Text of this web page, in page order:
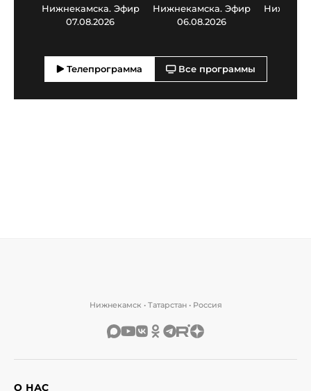
Нижнекамска. Эфир
07.08.2026
Нижнекамска. Эфир
06.08.2026
Телепрограмма Все программы
Нижнекамск • Татарстан • Россия
О НАС